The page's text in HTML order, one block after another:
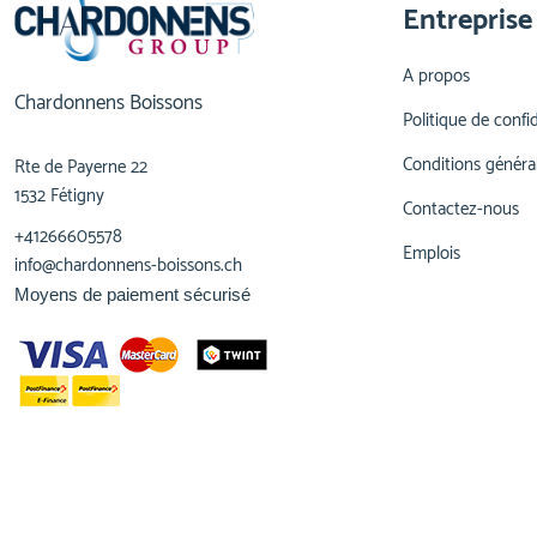
Chardonnens Boissons
Rte de Payerne 22
1532 Fétigny
+41266605578
info@chardonnens-boissons.ch
Entreprise
A propos
Politique de
Conditions
Contactez-nous
Emplois
Moyens de paiement sécurisé